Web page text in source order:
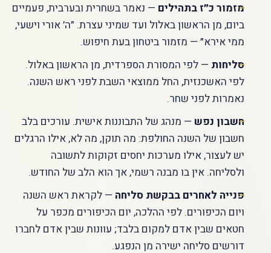
מזמור כ״ז בתהילים — נאמר בשחרית ובערבית, פעמיים
ביום, מן הראשון באלול ועד שמיני עצרת. ״ה׳ אורי וישעי,
ממי אירא״ — מזמור ביטחון בעת חיפוש.
סליחות — לפי המסורת הספרדית, מן הראשון באלול.
לפי האשכנזית, החל ממוצאי השבת לפני ראש השנה.
נאמרות לפני שחר.
חשבון נפש — מנהג של התבוננות אישית. עורכים בלב
חשבון של השנה החולפת: מה תוקן, מה לא, אילו הרגלים
יש לעצור, אילו מערכות יחסים זקוקות לתשובה
ולסליחה. אין בו מבנה רשמי, אך הוא הלב של החודש.
פנייה לאחרים בבקשת סליחה — לקראת ראש השנה
ויום הכיפורים. לפי ההלכה, יום הכיפורים מכפר על
חטאים שבין אדם למקום בלבד; עוונות שבין אדם לחברו
דורשים סליחה ישירה מן הנפגע.